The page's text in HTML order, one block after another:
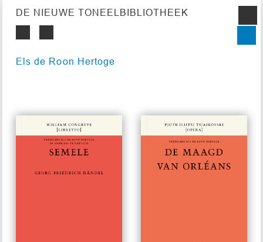
DE NIEUWE TONEELBIBLIOTHEEK
Els de Roon Hertoge